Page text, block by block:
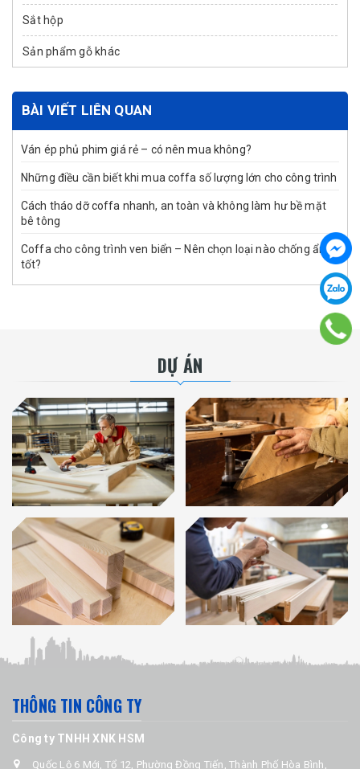
Sắt hộp
Sản phẩm gỗ khác
BÀI VIẾT LIÊN QUAN
Ván ép phủ phim giá rẻ – có nên mua không?
Những điều cần biết khi mua coffa số lượng lớn cho công trình
Cách tháo dỡ coffa nhanh, an toàn và không làm hư bề mặt
bê tông
Coffa cho công trình ven biển – Nên chọn loại nào chống ẩm
tốt?
DỰ ÁN
THÔNG TIN CÔNG TY
Công ty TNHH XNK HSM
Quốc Lộ 6 Mới, Tổ 12, Phường Đồng Tiến, Thành Phố Hòa Bình,